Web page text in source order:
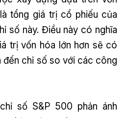
tổng giá trị cổ phiếu của
số này. Điều này có nghĩa
trị vốn hóa lớn hơn sẽ có
đến chỉ số so với các công
số S&P 500 phản ánh